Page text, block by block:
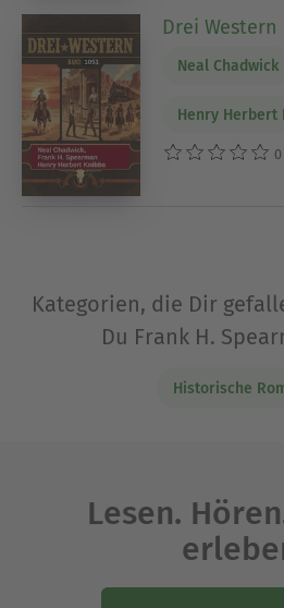
Drei Western
Neal Chadwick
Henry Herbert
Kategorien, die Dir
Du Frank H.
Historische
Lesen.